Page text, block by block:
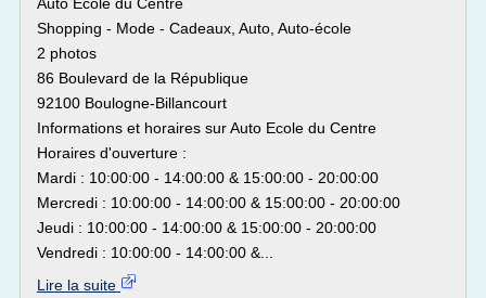
Shopping - Mode - Cadeaux, Auto, Auto-école
2 photos
86 Boulevard de la République
92100 Boulogne-Billancourt
Informations et horaires sur Auto Ecole du Centre
Horaires d'ouverture :
Mardi : 10:00:00 - 14:00:00 & 15:00:00 - 20:00:00
Mercredi : 10:00:00 - 14:00:00 & 15:00:00 - 20:00:00
Jeudi : 10:00:00 - 14:00:00 & 15:00:00 - 20:00:00
Vendredi : 10:00:00 - 14:00:00 &...
Lire la suite